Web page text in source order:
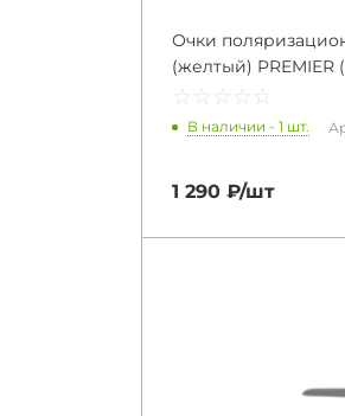
Очки
(желтый) PREMIER
☆ ☆ ☆ ☆ ☆
★ ★ ★ ★ ★
В наличии - 1 шт.
1 290 ₽/шт